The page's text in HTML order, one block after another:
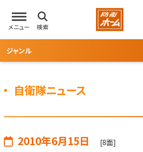
メニュー 検索
ジャンル
自衛隊ニュース
2010年6月15日 [8面]